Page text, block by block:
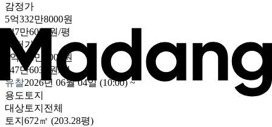
감정가
5억332만8000원
247만6033원/평
최저가
5억332만8000원
247만6033원/평
유찰2026년 06월 04일 (10:00)~
용도 토지
대상토지전체
토지 672㎡ (203.28평)